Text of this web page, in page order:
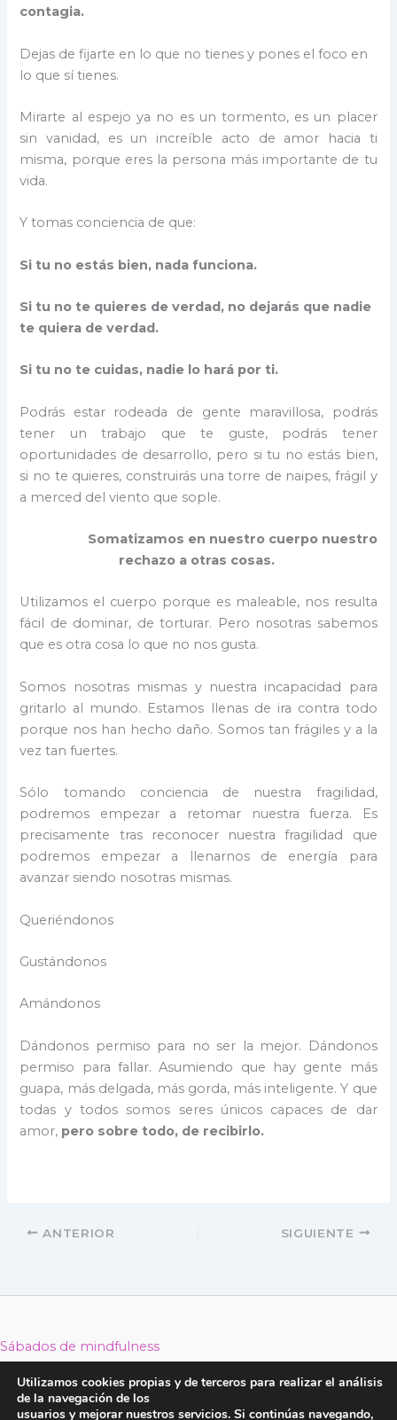
contagia.
Dejas de fijarte en lo que no tienes y pones el foco en
lo que sí tienes.
Mirarte al espejo ya no es un tormento, es un placer
sin vanidad, es un increíble acto de amor hacia ti
misma, porque eres la persona más importante de tu
vida.
Y tomas conciencia de que:
Si tu no estás bien, nada funciona.
Si tu no te quieres de verdad, no dejarás que nadie
te quiera de verdad.
Si tu no te cuidas, nadie lo hará por ti.
Podrás estar rodeada de gente maravillosa, podrás
tener un trabajo que te guste, podrás tener
oportunidades de desarrollo, pero si tu no estás bien,
si no te quieres, construirás una torre de naipes, frágil y
a merced del viento que sople.
Somatizamos en nuestro cuerpo nuestro
rechazo a otras cosas.
Utilizamos el cuerpo porque es maleable, nos resulta
fácil de dominar, de torturar. Pero nosotras sabemos
que es otra cosa lo que no nos gusta.
Somos nosotras mismas y nuestra incapacidad para
gritarlo al mundo. Estamos llenas de ira contra todo
porque nos han hecho daño. Somos tan frágiles y a la
vez tan fuertes.
Sólo tomando conciencia de nuestra fragilidad,
podremos empezar a retomar nuestra fuerza. Es
precisamente tras reconocer nuestra fragilidad que
podremos empezar a llenarnos de energía para
avanzar siendo nosotras mismas.
Queriéndonos
Gustándonos
Amándonos
Dándonos permiso para no ser la mejor. Dándonos
permiso para fallar. Asumiendo que hay gente más
guapa, más delgada, más gorda, más inteligente. Y que
todas y todos somos seres únicos capaces de dar
amor, pero sobre todo, de recibirlo.
ANTERIOR SIGUIENTE
Sábados de mindfulness
Reducción Estrés MBSR
Utilizamos cookies propias y de terceros para realizar el análisis
de la navegación de los
usuarios y mejorar nuestros servicios. Si continúas navegando,